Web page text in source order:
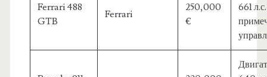
Ferrari 488
GTB
Ferrari
250,000
€
661